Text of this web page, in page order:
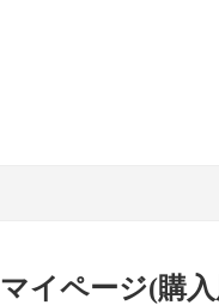
マイページ(購